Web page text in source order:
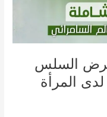
السلس
لدى المرأة